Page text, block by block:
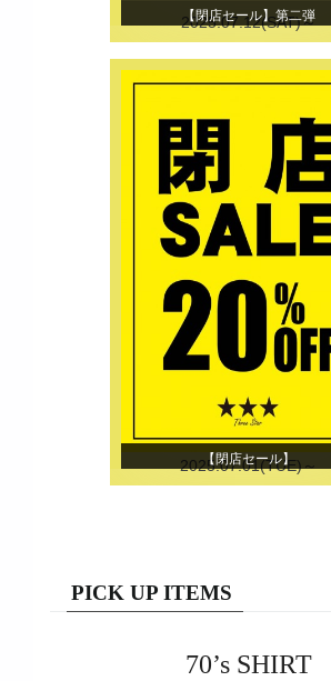
【閉店セール】第二弾
2025.07.12(SAT)～
【閉店セール】
2025.07.01(TUE)～
PICK UP ITEMS
70’s SHIRT